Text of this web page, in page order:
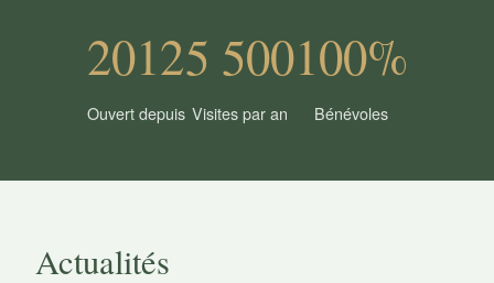
2012
Ouvert depuis
5 500
Visites par an
100%
Bénévoles
Actualités